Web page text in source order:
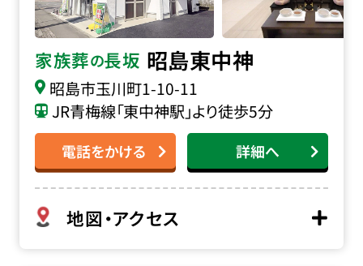
家族葬の長坂 昭島東中神
昭島市玉川町1-10-11
JR青梅線「東中神駅」より徒歩5分
電話をかける 詳細へ
地図・アクセス